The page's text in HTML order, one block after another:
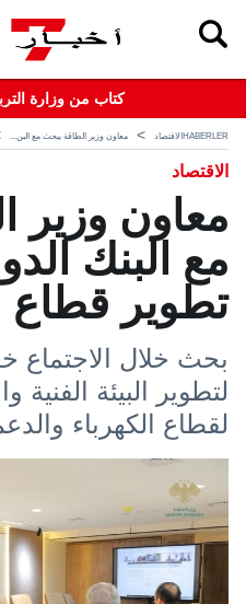
15:43 ┋ كتاب من وزارة التربية
HABERLER الاقتصاد معاون وزير الطاقة يبحث مع البن...
الاقتصاد
معاون وزير
مع البنك
تطوير قطاع
بحث خلال الاجتماع
لتطوير البيئة الفنية
لقطاع الكهرباء